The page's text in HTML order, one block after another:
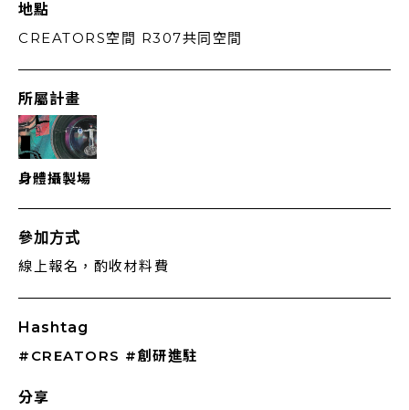
地點
CREATORS空間 R307共同空間
所屬計畫
身體攝製場
參加方式
線上報名，酌收材料費
Hashtag
#CREATORS #創研進駐
分享